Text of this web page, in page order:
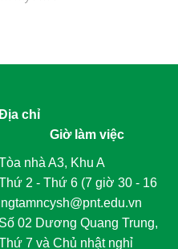
chỉ
Giờ làm việc
nhà A3, Khu A
2 - Thứ 6 (7 giờ 30 - 16
Số 02 Dương Quang Trung,
7 và Chủ nhật nghỉ